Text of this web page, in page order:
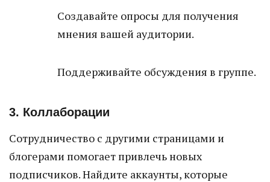
Создавайте опросы для получения
мнения вашей аудитории.
Поддерживайте обсуждения в группе.
3. Коллаборации
Сотрудничество с другими страницами и
блогерами помогает привлечь новых
подписчиков. Найдите аккаунты, которые